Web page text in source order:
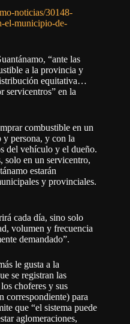
noticias/30148-
el-municipio-de-
“ante las
a la provincia y
equitativa…
servicentros” en la
combustible en un
persona, y con la
del vehículo y el dueño.
solo en un servicentro,
estarán
y provinciales.
cada día, sino solo
volumen y frecuencia
demandado”.
le gusta a la
se registran las
choferes y sus
correspondiente) para
que “el sistema puede
aglomeraciones,